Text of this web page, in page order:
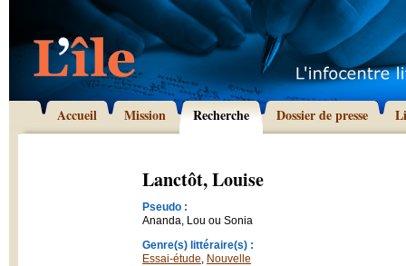
Accueil Mission Recherche Dossier de presse
Lanctôt, Louise
Pseudo :
Ananda, Lou ou Sonia
Genre(s) littéraire(s) :
Essai-étude, Nouvelle